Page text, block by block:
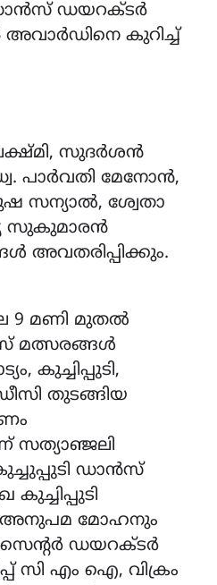
ഡയറക്ടർ
കുറിച്ച്
സുദർശൻ
പാർവതി മേനോൻ,
സന്യാൽ, ശ്വേതാ
സുകുമാരൻ
അവതരിപ്പിക്കും.
9 മണി മുതൽ
മത്സരങ്ങൾ
കുച്ചിപ്പുടി,
തുടങ്ങിയ
സത്യാഞ്ജലി
ഡാൻസ്
അനുപമ മോഹനും
ഡയറക്ടർ
സി എം ഐ, വിക്രം